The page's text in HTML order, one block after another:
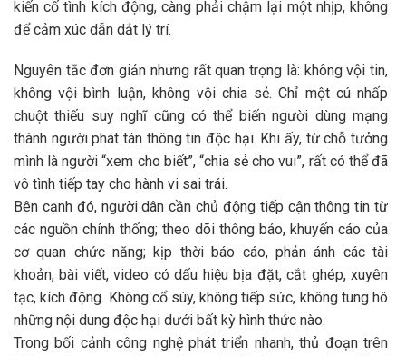
kiến cố tình kích động, càng phải chậm lại một nhịp, không
để cảm xúc dẫn dắt lý trí.
Nguyên tắc đơn giản nhưng rất quan trọng là: không vội tin,
không vội bình luận, không vội chia sẻ. Chỉ một cú nhấp
chuột thiếu suy nghĩ cũng có thể biến người dùng mạng
thành người phát tán thông tin độc hại. Khi ấy, từ chỗ tưởng
mình là người “xem cho biết”, “chia sẻ cho vui”, rất có thể đã
vô tình tiếp tay cho hành vi sai trái.
Bên cạnh đó, người dân cần chủ động tiếp cận thông tin từ
các nguồn chính thống; theo dõi thông báo, khuyến cáo của
cơ quan chức năng; kịp thời báo cáo, phản ánh các tài
khoản, bài viết, video có dấu hiệu bịa đặt, cắt ghép, xuyên
tạc, kích động. Không cổ súy, không tiếp sức, không tung hô
những nội dung độc hại dưới bất kỳ hình thức nào.
Trong bối cảnh công nghệ phát triển nhanh, thủ đoạn trên